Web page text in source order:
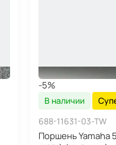
-5%
В наличии
688-11631-03-TW
Поршень Yamaha